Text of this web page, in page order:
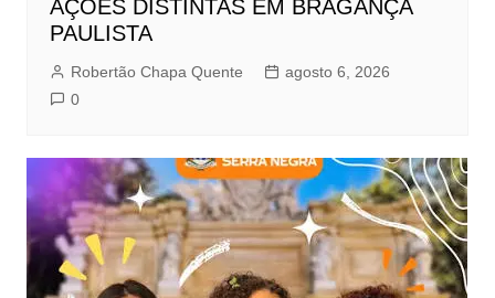
AÇÕES DISTINTAS EM BRAGANÇA
PAULISTA
Robertão Chapa Quente
agosto 6, 2026
0